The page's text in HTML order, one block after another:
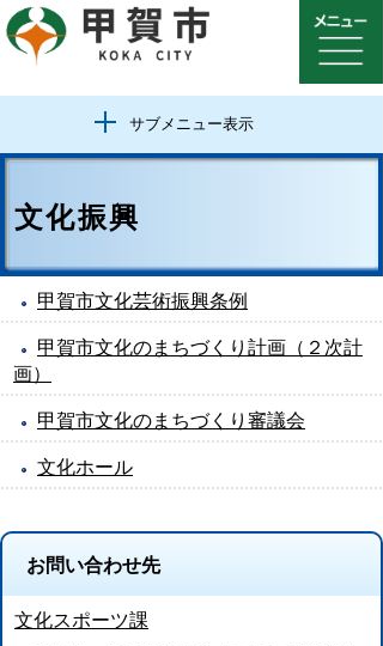
サブメニュー表示
文化振興
甲賀市文化芸術振興条例
甲賀市文化のまちづくり計画（２次計
画）
甲賀市文化のまちづくり審議会
文化ホール
お問い合わせ先
文化スポーツ課